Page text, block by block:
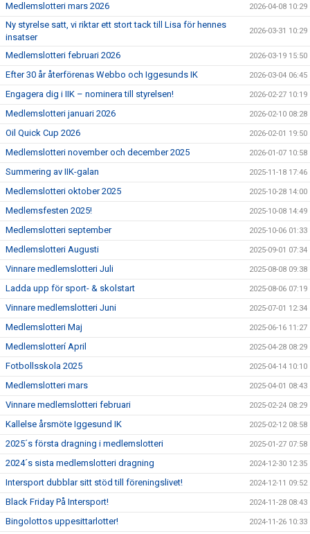
Medlemslotteri mars 2026 2026-04-08 10:29
Ny styrelse satt, vi riktar ett stort tack till Lisa för hennes
insatser
2026-03-31 10:29
Medlemslotteri februari 2026 2026-03-19 15:50
Efter 30 år återförenas Webbo och Iggesunds IK 2026-03-04 06:45
Engagera dig i IIK – nominera till styrelsen! 2026-02-27 10:19
Medlemslotteri januari 2026 2026-02-10 08:28
Oil Quick Cup 2026 2026-02-01 19:50
Medlemslotteri november och december 2025 2026-01-07 10:58
Summering av IIK-galan 2025-11-18 17:46
Medlemslotteri oktober 2025 2025-10-28 14:00
Medlemsfesten 2025! 2025-10-08 14:49
Medlemslotteri september 2025-10-06 01:33
Medlemslotteri Augusti 2025-09-01 07:34
Vinnare medlemslotteri Juli 2025-08-08 09:38
Ladda upp för sport- & skolstart 2025-08-06 07:19
Vinnare medlemslotteri Juni 2025-07-01 12:34
Medlemslotteri Maj 2025-06-16 11:27
Medlemslotterí April 2025-04-28 08:29
Fotbollsskola 2025 2025-04-14 10:10
Medlemslotteri mars 2025-04-01 08:43
Vinnare medlemslotteri februari 2025-02-24 08:29
Kallelse årsmöte Iggesund IK 2025-02-12 08:58
2025´s första dragning i medlemslotteri 2025-01-27 07:58
2024´s sista medlemslotteri dragning 2024-12-30 12:35
Intersport dubblar sitt stöd till föreningslivet! 2024-12-11 09:52
Black Friday På Intersport! 2024-11-28 08:43
Bingolottos uppesittarlotter! 2024-11-26 10:33